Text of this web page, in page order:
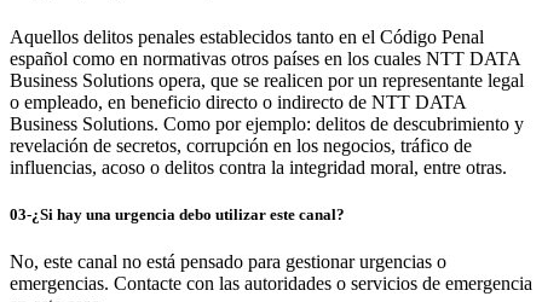
Aquellos delitos penales establecidos tanto en el Código Penal
español como en normativas otros países en los cuales NTT DATA
Business Solutions opera, que se realicen por un representante legal
o empleado, en beneficio directo o indirecto de NTT DATA
Business Solutions. Como por ejemplo: delitos de descubrimiento y
revelación de secretos, corrupción en los negocios, tráfico de
influencias, acoso o delitos contra la integridad moral, entre otras.
03-¿Si hay una urgencia debo utilizar este canal?
No, este canal no está pensado para gestionar urgencias o
emergencias. Contacte con las autoridades o servicios de emergencia